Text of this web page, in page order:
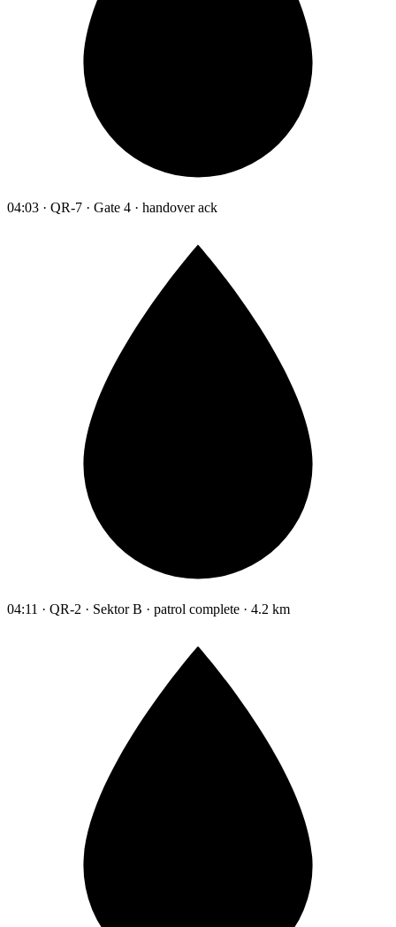
04:03 · QR-7 · Gate 4 · handover ack
04:11 · QR-2 · Sektor B · patrol complete · 4.2 km